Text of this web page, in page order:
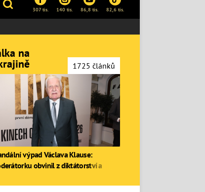
307 tis. 140 tis. 86,8 tis. 82,6 tis.
na
1725 článků
výpad Václava Klause:
obvinil z diktátorství a